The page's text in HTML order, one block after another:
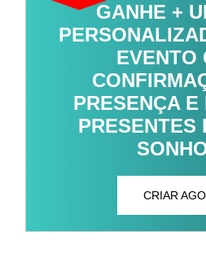
GANHE +
EVENTO
PRESENÇA E
PRESENTES
CRIAR